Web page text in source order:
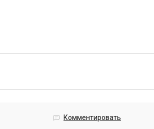
Комментировать